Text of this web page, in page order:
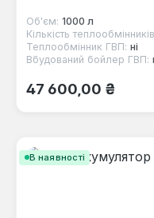
Об'єм: 1000 л
Кількість
Теплообмінник ГВП: ні
Вбудований бойлер ГВП:
Звичайна ціна:
47 600,00 ₴
В наявності